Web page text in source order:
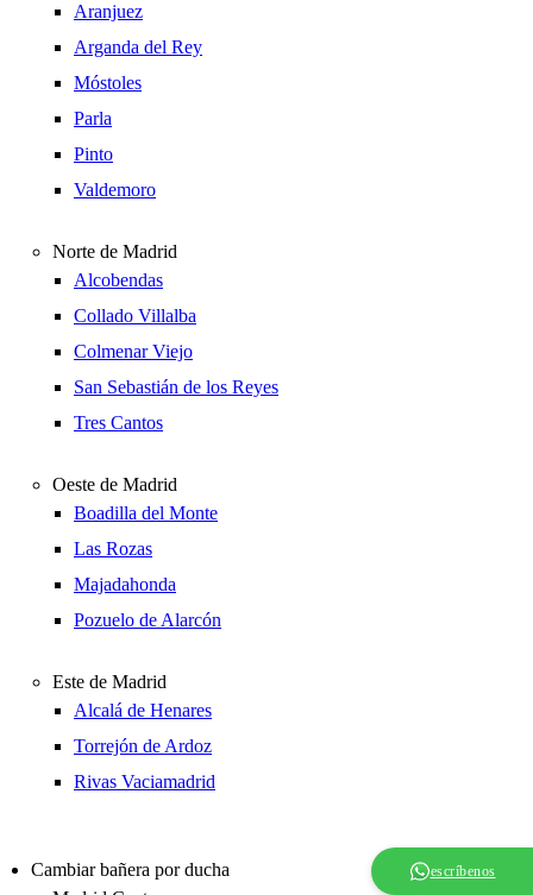
Aranjuez
Arganda del Rey
Móstoles
Parla
Pinto
Valdemoro
Norte de Madrid
Alcobendas
Collado Villalba
Colmenar Viejo
San Sebastián de los Reyes
Tres Cantos
Oeste de Madrid
Boadilla del Monte
Las Rozas
Majadahonda
Pozuelo de Alarcón
Este de Madrid
Alcalá de Henares
Torrejón de Ardoz
Rivas Vaciamadrid
Cambiar bañera por ducha
escríbenos